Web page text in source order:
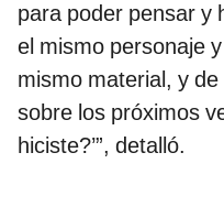
para poder pensar y
el mismo personaje
mismo material, y
sobre los próximos
hiciste?’”, detalló.